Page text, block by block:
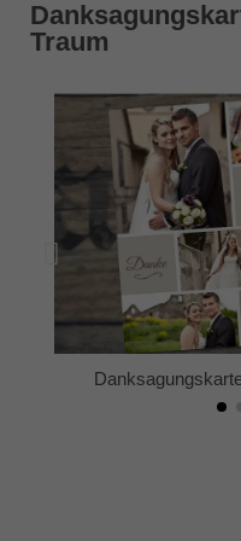
Traum